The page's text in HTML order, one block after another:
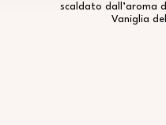
scaldato dall’aroma
Vaniglia